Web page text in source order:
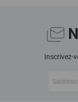
Inscrivez-